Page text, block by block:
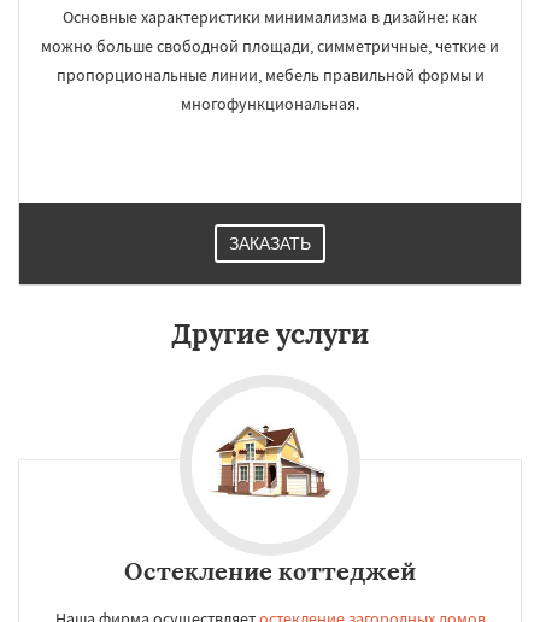
Основные характеристики минимализма в дизайне: как
можно больше свободной площади, симметричные, четкие и
пропорциональные линии, мебель правильной формы и
многофункциональная.
ЗАКАЗАТЬ
Другие услуги
Остекление коттеджей